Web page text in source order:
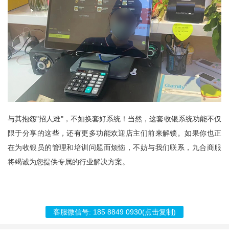
与其抱怨"招人难"，不如换套好系统！当然，这套收银系统功能不仅
限于分享的这些，还有更多功能欢迎店主们前来解锁。如果你也正
在为收银员的管理和培训问题而烦恼，不妨与我们联系， 九合商服
将竭诚为您提供专属的行业解决方案。
客服微信号: 185 8849 0930(点击复制)